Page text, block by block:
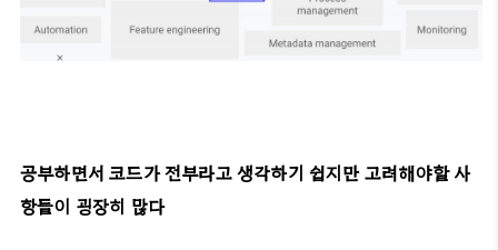
공부하면서 코드가 전부라고 생각하기 쉽지만 고려해야할 사
항들이 굉장히 많다